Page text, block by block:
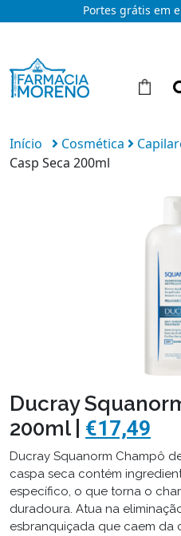
Portes grátis em
Início Cosmética
Casp Seca 200ml
Ducray
200ml | €17,49
Ducray Squanorm Champô
caspa seca contém
específico, o que torna o
duradoura. Atua na
esbranquiçada que caem da